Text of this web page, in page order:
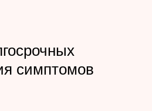
симптомов